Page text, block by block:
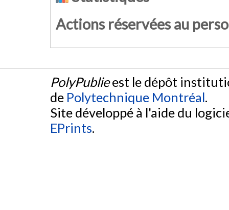
Actions réservées au
PolyPublieest le dépôt
de Polytechnique Montréal.
Site développé à l'aide du
EPrints.